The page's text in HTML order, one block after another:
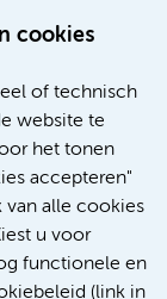
cookies
of technisch
website te
het tonen
accepteren"
van alle cookies
u voor
functionele en
(link in